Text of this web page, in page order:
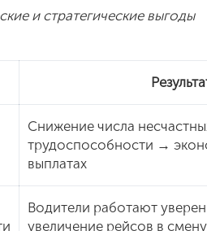
и стратегические выгоды
Снижение числа
трудоспособности →
выплатах
Водители работают
увеличение рейсов в смену